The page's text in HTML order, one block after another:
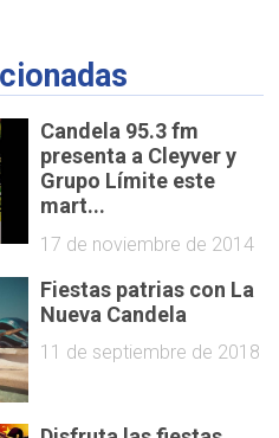
Candela 95.3 fm
presenta a Cleyver y
Grupo Límite este
mart...
17 de noviembre de 2014
Fiestas patrias con La
Nueva Candela
11 de septiembre de 2018